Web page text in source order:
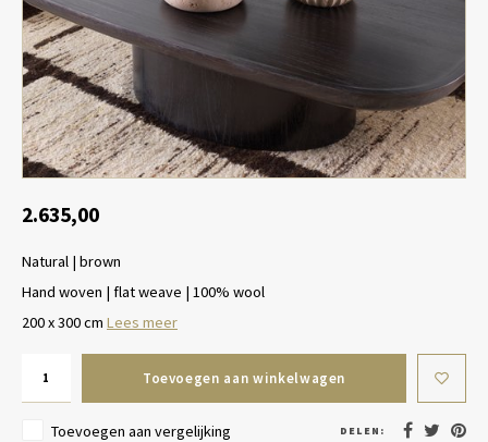
Tafel lampen draadloos
Plantenbakken
Schalen & Servies
Dozen & Juwelenboxen
Geurstokjes
Kunst
Object
Spellen
2.635,00
Natural | brown
Hand woven | flat weave | 100% wool
200 x 300 cm Lees meer
Toevoegen aan winkelwagen
Toevoegen aan vergelijking DELEN: